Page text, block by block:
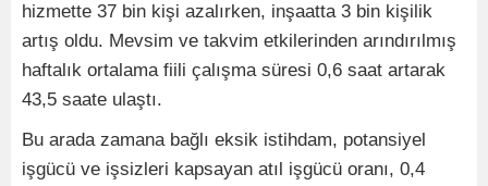
hizmette 37 bin kişi azalırken, inşaatta 3 bin kişilik
artış oldu. Mevsim ve takvim etkilerinden arındırılmış
haftalık ortalama fiili çalışma süresi 0,6 saat artarak
43,5 saate ulaştı.
Bu arada zamana bağlı eksik istihdam, potansiyel
işgücü ve işsizleri kapsayan atıl işgücü oranı, 0,4